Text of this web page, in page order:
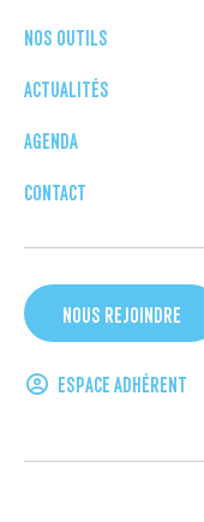
NOS OUTILS
ACTUALITÉS
AGENDA
CONTACT
NOUS REJOINDRE
ESPACE ADHÉRENT